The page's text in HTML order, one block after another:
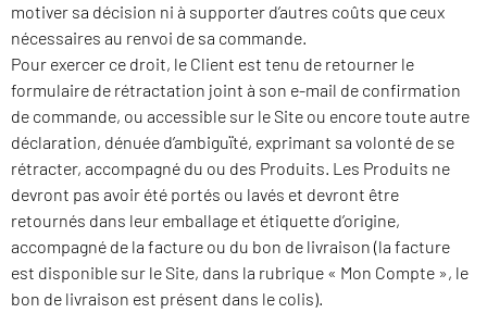
motiver sa décision ni à supporter d’autres coûts que ceux
nécessaires au renvoi de sa commande.
Pour exercer ce droit, le Client est tenu de retourner le
formulaire de rétractation joint à son e-mail de confirmation
de commande, ou accessible sur le Site ou encore toute autre
déclaration, dénuée d’ambiguïté, exprimant sa volonté de se
rétracter, accompagné du ou des Produits. Les Produits ne
devront pas avoir été portés ou lavés et devront être
retournés dans leur emballage et étiquette d’origine,
accompagné de la facture ou du bon de livraison (la facture
est disponible sur le Site, dans la rubrique « Mon Compte », le
bon de livraison est présent dans le colis).